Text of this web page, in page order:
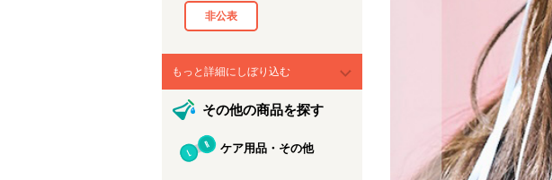
非公表
もっと詳細にしぼり込む
その他の商品を探す
ケア用品・その他